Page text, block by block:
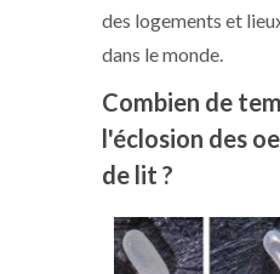
des logements et
dans le monde.
Combien de
l'éclosion des
de lit ?